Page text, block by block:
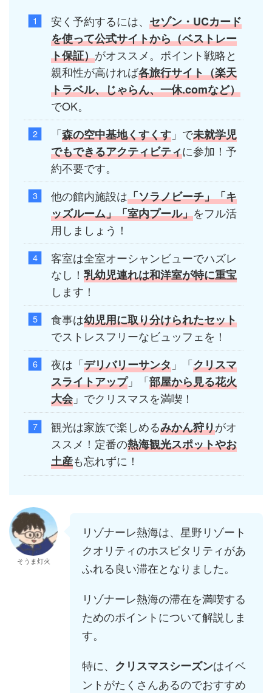
安く予約するには、 セゾン・UCカード
を使って公式サイトから（ベストレー
ト保証）がオススメ。ポイント戦略と
親和性が高ければ各旅行サイト（楽天
トラベル、じゃらん、一休.comなど）
でOK。
「森の空中基地くすくす 」で未就学児
でもできるアクティビティに参加！予
約不要です。
他の館内施設は「ソラノビーチ」「キ
ッズルーム」「室内プール」をフル活
用しましょう！
客室は全室オーシャンビューでハズレ
なし！ 乳幼児連れは和洋室が特に重宝
します！
食事は幼児用に取り分けられたセット
でストレスフリーなビュッフェを！
夜は「デリバリーサンタ 」「クリスマ
スライトアップ」「部屋から見る花火
大会」でクリスマスを満喫！
観光は家族で楽しめるみかん狩りがオ
ススメ！定番の熱海観光スポットやお
土産も忘れずに！
そうま灯火
リゾナーレ熱海は、星野リゾート
クオリティのホスピタリティがあ
ふれる良い滞在となりました。
リゾナーレ熱海の滞在を満喫する
ためのポイントについて解説しま
す。
特に、 クリスマスシーズンはイベ
ントがたくさんあるのでおすすめ